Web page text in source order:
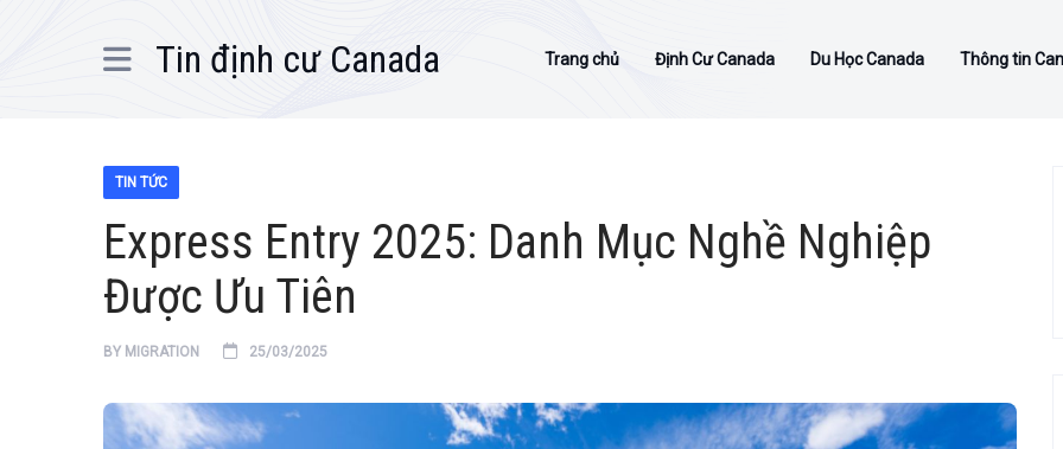
Tin định cư Canada Trang chủ Định Cư Canada Du Học Canada Thông tin
TIN TỨC
Express Entry 2025: Danh Mục Nghề Nghiệp
Được Ưu Tiên
BY MIGRATION 25/03/2025